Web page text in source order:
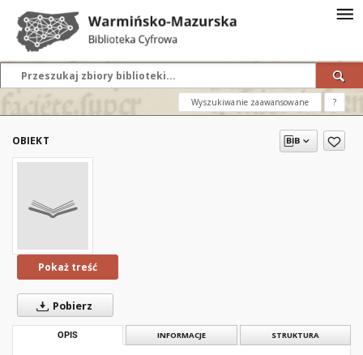
Wyszukiwanie zaawansowane ?
OBIEKT
Pokaż treść
Pobierz
OPIS INFORMACJE STRUKTURA